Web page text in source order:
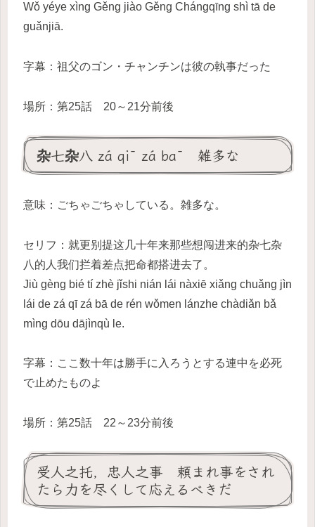
Wǒ yéye xìng Gěng jiào Gěng Chángqīng shì tā de
guǎnjiā.
字幕：祖父のゴン・チャンチンは彼の執事だった
場所：第25話 20～21分前後
杂七杂八 zá qī zá bā 雑多な
意味：ごちゃごちゃしている。雑多な。
セリフ：就更别提这几十年来那些想闯进来的杂七杂
八的人我们拦着差点把命都搭进去了。
Jiù gèng bié tí zhè jǐshi nián lái nàxiē xiǎng chuǎng jìn
lái de zá qī zá bā de rén wǒmen lánzhe chàdiǎn bǎ
mìng dōu dājìnqù le.
字幕：ここ数十年は勝手に入ろうとする連中を必死
で止めたものよ
場所：第25話 22～23分前後
受人之托，忠人之事 頼まれ事をされ
たら力を尽くして応えるべきだ